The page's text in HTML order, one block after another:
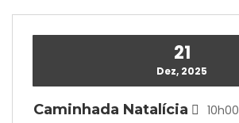
21
Dez, 2025
Caminhada Natalícia 10h00